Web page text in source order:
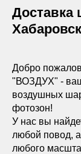
Доставка
Добро
"ВОЗДУХ" -
воздушных
фотозон!
У нас вы
любой повод,
любого